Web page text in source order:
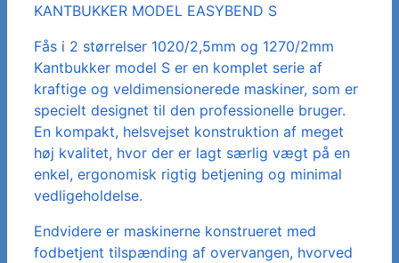
KANTBUKKER MODEL EASYBEND S
Fås i 2 størrelser 1020/2,5mm og 1270/2mm
Kantbukker model S er en komplet serie af
kraftige og veldimensionerede maskiner, som er
specielt designet til den professionelle bruger.
En kompakt, helsvejset konstruktion af meget
høj kvalitet, hvor der er lagt særlig vægt på en
enkel, ergonomisk rigtig betjening og minimal
vedligeholdelse.
Endvidere er maskinerne konstrueret med
fodbetjent tilspænding af overvangen, hvorved